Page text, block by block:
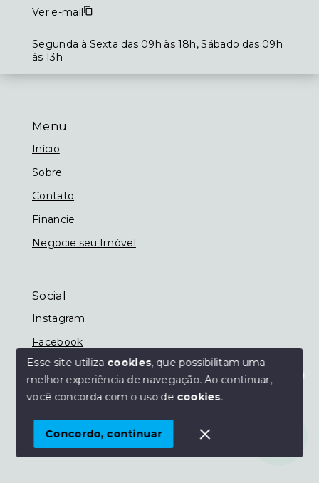
Olá! Estamos disponíveis para te ajudar.
Menu
Início
Sobre
Contato
Financie
Negocie seu Imóvel
Social
Instagram
Facebook
© Copyright 2026 - Imobiliária Nassif - Todos os
SITE PARA IMOBILIARIA
Ver e-mail
Segunda à Sexta das 09h às 18h, Sábado das 09h
às 13h
Esse site utiliza cookies, que possibilitam uma
melhor experiência de navegação.Ao continuar,
você concorda com o uso de cookies.
Concordo, continuar